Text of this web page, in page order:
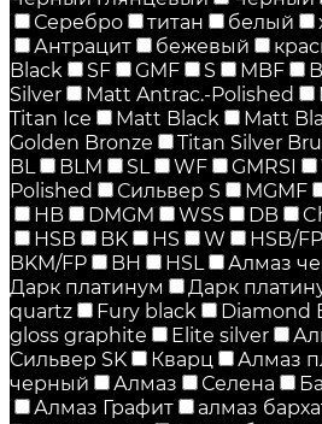
Серебро
титан белый
Антрацит
бежевый
Black
SF GMF S MBF
Silver
Matt Antrac.-Polished
Titan Ice
Matt Black
Matt
Golden Bronze
Titan Silver
BL
BLM SL WF GMRSI
Polished
Сильвер S MGMF
HB
DMGM WSS DB
HSB
BK HS W HSB/FP
BKM/FP
BH HSL Алмаз
Дарк платинум
Дарк
quartz
Fury black Diamond
gloss graphite
Elite silver
Сильвер SK
Кварц Алмаз
черный
Алмаз Селена
Алмаз Графит
алмаз